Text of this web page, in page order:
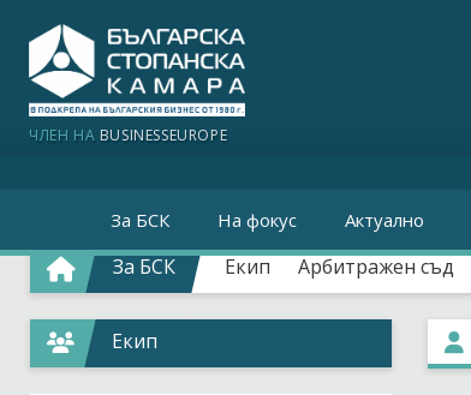
ЧЛЕН НА BUSINESSEUROPE
За БСК На фокус Актуално
За БСК Екип Арбитражен съд
Екип